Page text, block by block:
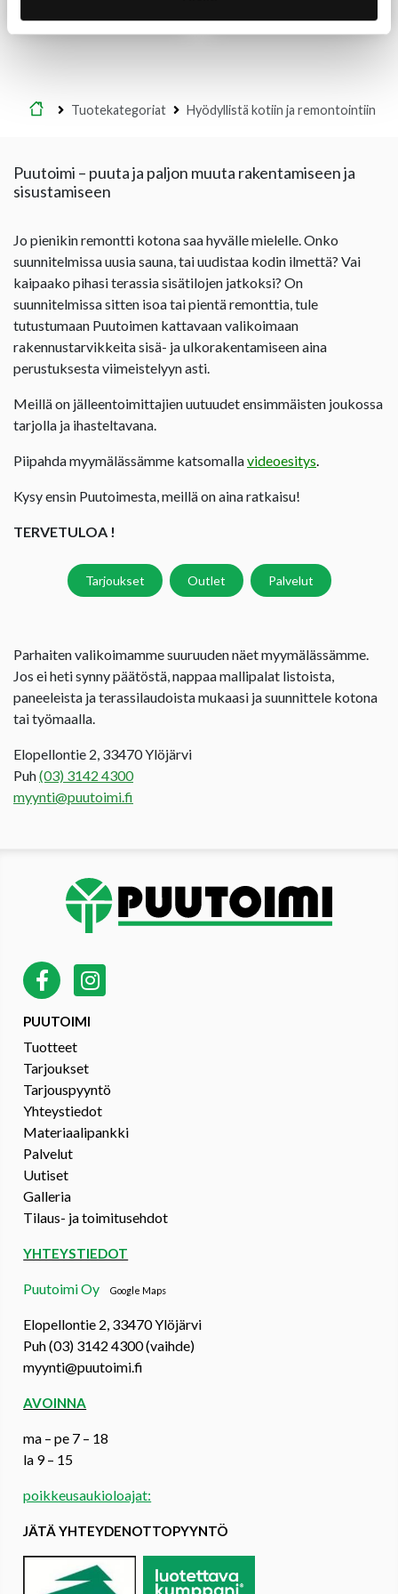
Etusivu
Tuotekategoriat Hyödyllistä kotiin ja remontointiin
Puutoimi – puuta ja paljon muuta rakentamiseen ja
sisustamiseen
Jo pienikin remontti kotona saa hyvälle mielelle. Onko
suunnitelmissa uusia sauna, tai uudistaa kodin ilmettä? Vai
kaipaako pihasi terassia sisätilojen jatkoksi? On
suunnitelmissa sitten isoa tai pientä remonttia, tule
tutustumaan Puutoimen kattavaan valikoimaan
rakennustarvikkeita sisä- ja ulkorakentamiseen aina
perustuksesta viimeistelyyn asti.
Meillä on jälleentoimittajien uutuudet ensimmäisten joukossa
tarjolla ja ihasteltavana.
Piipahda myymälässämme katsomallavideoesitys.
Kysy ensin Puutoimesta, meillä on aina ratkaisu!
TERVETULOA !
Tarjoukset Outlet Palvelut
Parhaiten valikoimamme suuruuden näet myymälässämme.
Jos ei heti synny päätöstä, nappaa mallipalat listoista,
paneeleista ja terassilaudoista mukaasi ja suunnittele kotona
tai työmaalla.
Elopellontie 2, 33470 Ylöjärvi
Puh(03) 3142 4300
myynti@puutoimi.fi
PUUTOIMI
Tuotteet
Tarjoukset
Tarjouspyyntö
Yhteystiedot
Materiaalipankki
Palvelut
Uutiset
Galleria
Tilaus- ja toimitusehdot
YHTEYSTIEDOT
Puutoimi OyGoogle Maps
Elopellontie 2, 33470 Ylöjärvi
Puh (03) 3142 4300 (vaihde)
myynti@puutoimi.fi
AVOINNA
ma – pe 7 – 18
la 9 – 15
poikkeusaukioloajat:
JÄTÄ YHTEYDENOTTOPYYNTÖ